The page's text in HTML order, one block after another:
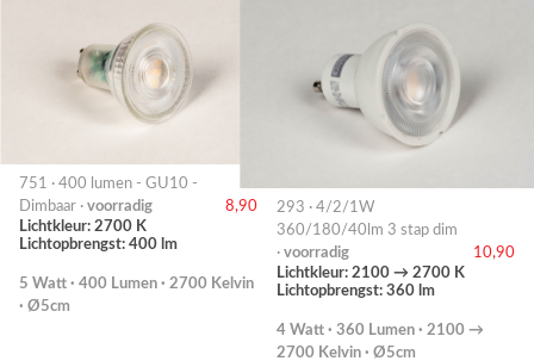
751 · 400 lumen - GU10 -
Dimbaar · voorradig
8,90
Lichtkleur: 2700 K
Lichtopbrengst: 400 lm
5 Watt · 400 Lumen · 2700 Kelvin
· Ø5cm
293 · 4/2/1W
360/180/40lm 3 stap dim
· voorradig
10,90
Lichtkleur: 2100 → 2700 K
Lichtopbrengst: 360 lm
4 Watt · 360 Lumen · 2100 →
2700 Kelvin · Ø5cm